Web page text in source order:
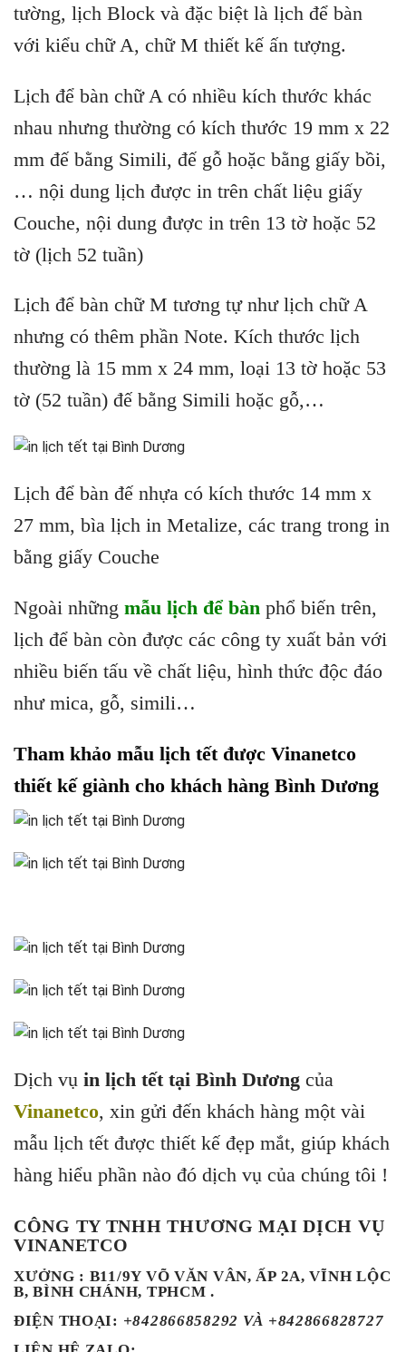
tường, lịch Block và đặc biệt là lịch để bàn
với kiểu chữ A, chữ M thiết kế ấn tượng.
Lịch để bàn chữ A có nhiều kích thước khác
nhau nhưng thường có kích thước 19 mm x 22
mm đế bằng Simili, đế gỗ hoặc bằng giấy bồi,
… nội dung lịch được in trên chất liệu giấy
Couche, nội dung được in trên 13 tờ hoặc 52
tờ (lịch 52 tuần)
Lịch để bàn chữ M tương tự như lịch chữ A
nhưng có thêm phần Note. Kích thước lịch
thường là 15 mm x 24 mm, loại 13 tờ hoặc 53
tờ (52 tuần) đế bằng Simili hoặc gỗ,…
Lịch để bàn đế nhựa có kích thước 14 mm x
27 mm, bìa lịch in Metalize, các trang trong in
bằng giấy Couche
Ngoài những mẫu lịch để bàn phổ biến trên,
lịch để bàn còn được các công ty xuất bản với
nhiều biến tấu về chất liệu, hình thức độc đáo
như mica, gỗ, simili…
Tham khảo mẫu lịch tết được Vinanetco
thiết kế giành cho khách hàng Bình Dương
Dịch vụ in lịch tết tại Bình Dương của
Vinanetco, xin gửi đến khách hàng một vài
mẫu lịch tết được thiết kế đẹp mắt, giúp khách
hàng hiểu phần nào đó dịch vụ của chúng tôi !
CÔNG TY TNHH THƯƠNG MẠI DỊCH VỤ
VINANETCO
XƯỞNG : B11/9Y VÕ VĂN VÂN, ẤP 2A, VĨNH LỘC
B, BÌNH CHÁNH, TPHCM .
ĐIỆN THOẠI: +842866858292 VÀ +842866828727